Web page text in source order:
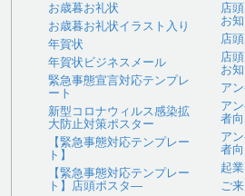
お歳暮お礼状
お歳暮お礼状イラスト入り
年賀状
年賀状ビジネスメール
緊急事態宣言対応テンプレ
ート
新型コロナウィルス感染拡
大防止対策ポスター
【緊急事態対応テンプレー
ト】
【緊急事態対応テンプレー
ト】店頭ポスタ―
店
お
店
店
お
ア
ア
者
ア
者
起
ご